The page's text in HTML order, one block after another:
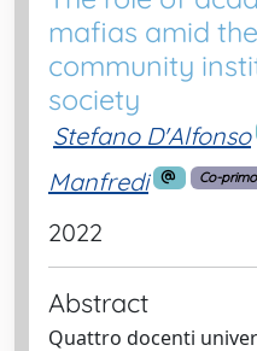
mafias amid
community
society
Stefano D'Alfonso
Manfredi
Co-primo
2022
Abstract
Quattro docenti